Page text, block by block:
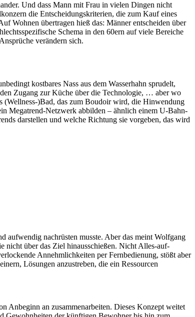
Und dass Mann mit Frau in vielen Dingen nicht
die Entscheidungskriterien, die zum Kauf eines
Wohnen übertragen hieß das: Männer entscheiden über
Schema in den 60ern auf viele Bereiche
verändern sich.
kostbares Nass aus dem Wasserhahn sprudelt,
Zugang zur Küche über die Technologie, … aber wo
(Wellness-)Bad, das zum Boudoir wird, die Hinwendung
Megatrend-Netzwerk abbilden – ähnlich einem U-Bahn-
darstellen und welche Richtung sie vorgeben, das wird
aufwendig nachrüsten musste. Aber das meint Wolfgang
nicht über das Ziel hinausschießen. Nicht Alles-auf-
Annehmlichkeiten per Fernbedienung, stößt aber
Lösungen anzustreben, die ein Ressourcen
Anbeginn an zusammenarbeiten. Dieses Konzept weitet